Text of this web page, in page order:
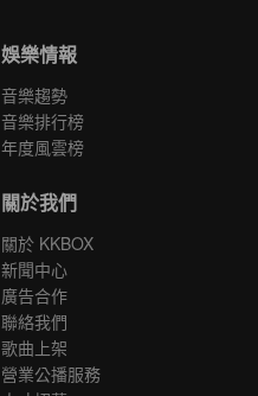
娛樂情報
音樂趨勢
音樂排行榜
年度風雲榜
關於我們
關於 KKBOX
新聞中心
廣告合作
聯絡我們
歌曲上架
營業公播服務